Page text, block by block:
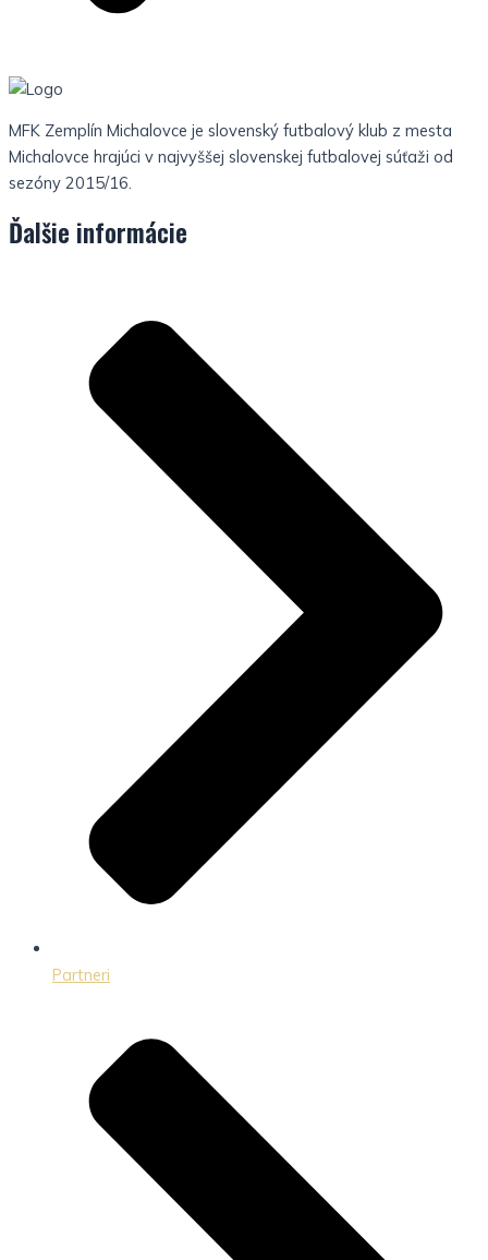
MFK Zemplín Michalovce je slovenský futbalový klub z mesta
Michalovce hrajúci v najvyššej slovenskej futbalovej súťaži od
sezóny 2015/16.
Ďalšie informácie
Partneri